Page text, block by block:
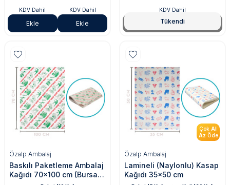
KDV Dahil
Ekle
KDV Dahil
Ekle Tükendi
KDV Dahil
Tükendi
Özalp Ambalaj
Baskılı Paketleme Ambalaj
Kağıdı 70x100 cm (Bursa
Çok Al
Az Öde
Özalp Ambalaj
Lamineli (Naylonlu) Kasap
Kağıdı 35x50 cm